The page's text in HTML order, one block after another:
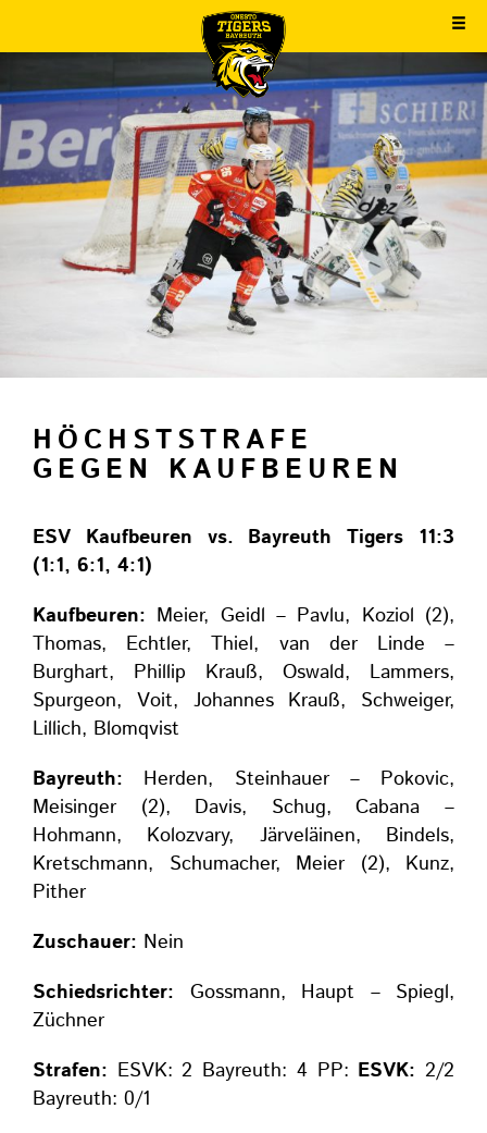
HÖCHSTSTRAFE
GEGEN KAUFBEUREN
ESV Kaufbeuren vs. Bayreuth Tigers 11:3
(1:1, 6:1, 4:1)
Kaufbeuren: Meier, Geidl – Pavlu, Koziol (2),
Thomas, Echtler, Thiel, van der Linde –
Burghart, Phillip Krauß, Oswald, Lammers,
Spurgeon, Voit, Johannes Krauß, Schweiger,
Lillich, Blomqvist
Bayreuth: Herden, Steinhauer – Pokovic,
Meisinger (2), Davis, Schug, Cabana –
Hohmann, Kolozvary, Järveläinen, Bindels,
Kretschmann, Schumacher, Meier (2), Kunz,
Pither
Zuschauer: Nein
Schiedsrichter: Gossmann, Haupt – Spiegl,
Züchner
Strafen: ESVK: 2 Bayreuth: 4 PP: ESVK: 2/2
Bayreuth: 0/1